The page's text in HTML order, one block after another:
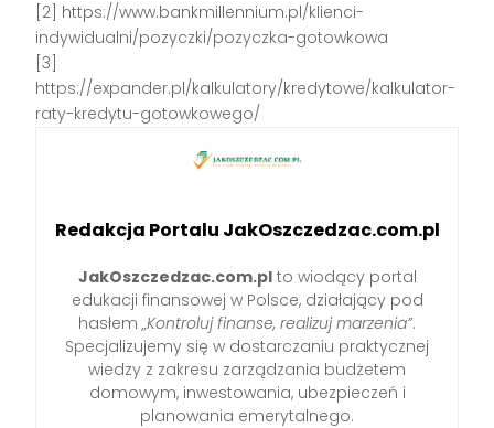
[2] https://www.bankmillennium.pl/klienci-
indywidualni/pozyczki/pozyczka-gotowkowa
[3]
https://expander.pl/kalkulatory/kredytowe/kalkulator-
raty-kredytu-gotowkowego/
Redakcja Portalu JakOszczedzac.com.pl
JakOszczedzac.com.plto wiodący portal
edukacji finansowej w Polsce, działający pod
hasłem „Kontroluj finanse, realizuj marzenia”.
Specjalizujemy się w dostarczaniu praktycznej
wiedzy z zakresu zarządzania budżetem
domowym, inwestowania, ubezpieczeń i
planowania emerytalnego.